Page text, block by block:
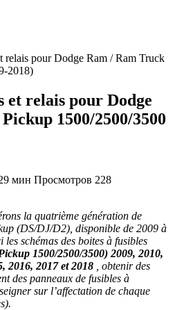
relais pour Dodge Ram / Ram Truck
2018)
et relais pour Dodge
1500/2500/3500
мин Просмотров 228
la quatrième génération de
(DS/DJ/D2), disponible de 2009 à
schémas des boites à fusibles
1500/2500/3500) 2009, 2010,
2016, 2017 et 2018 , obtenir des
des panneaux de fusibles à
sur l’affectation de chaque